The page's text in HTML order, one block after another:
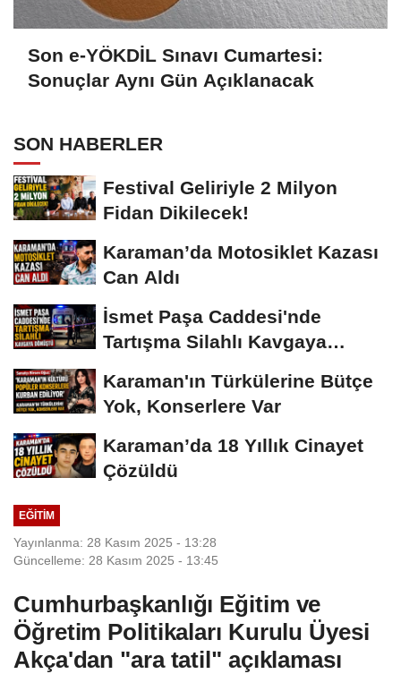
Son e-YÖKDİL Sınavı Cumartesi:
Sonuçlar Aynı Gün Açıklanacak
SON HABERLER
Festival Geliriyle 2 Milyon
Fidan Dikilecek!
Karaman’da Motosiklet Kazası
Can Aldı
İsmet Paşa Caddesi'nde
Tartışma Silahlı Kavgaya
Karaman'ın Türkülerine Bütçe
Yok, Konserlere Var
Karaman’da 18 Yıllık Cinayet
Çözüldü
EĞITIM
Yayınlanma: 28 Kasım 2025 - 13:28
Güncelleme: 28 Kasım 2025 - 13:45
Cumhurbaşkanlığı Eğitim ve
Öğretim Politikaları Kurulu Üyesi
Akça'dan "ara tatil" açıklaması